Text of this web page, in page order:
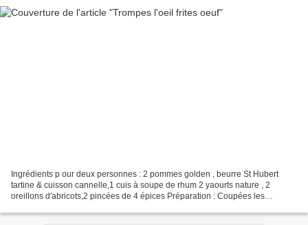
Ingrédients p our deux personnes : 2 pommes golden , beurre St Hubert
tartine & cuisson cannelle,1 cuis à soupe de rhum 2 yaourts nature , 2
oreillons d'abricots,2 pincées de 4 épices Préparation : Coupées les